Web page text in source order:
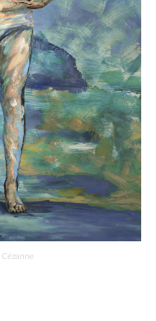
Cézanne